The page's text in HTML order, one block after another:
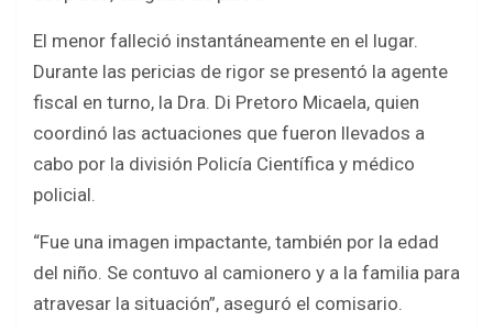
El menor falleció instantáneamente en el lugar.
Durante las pericias de rigor se presentó la agente
fiscal en turno, la Dra. Di Pretoro Micaela, quien
coordinó las actuaciones que fueron llevados a
cabo por la división Policía Científica y médico
policial.
“Fue una imagen impactante, también por la edad
del niño. Se contuvo al camionero y a la familia para
atravesar la situación”, aseguró el comisario.